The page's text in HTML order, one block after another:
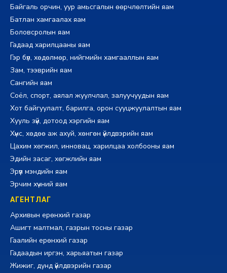
Байгаль орчин, уур амьсгалын өөрчлөлтийн яам
Батлан хамгаалах яам
Боловсролын яам
Гадаад харилцааны яам
Гэр бүл, хөдөлмөр, нийгмийн хамгааллын яам
Зам, тээврийн яам
Сангийн яам
Соёл, спорт, аялал жуулчлал, залуучуудын яам
Хот байгуулалт, барилга, орон сууцжуулалтын яам
Хууль зүй, дотоод хэргийн яам
Хүнс, хөдөө аж ахуй, хөнгөн үйлдвэрийн яам
Цахим хөгжил, инновац, харилцаа холбооны яам
Эдийн засаг, хөгжлийн яам
Эрүүл мэндийн яам
Эрчим хүчний яам
АГЕНТЛАГ
Архивын ерөнхий газар
Ашигт малтмал, газрын тосны газар
Гаалийн ерөнхий газар
Гадаадын иргэн, харьяатын газар
Жижиг, дунд үйлдвэрийн газар